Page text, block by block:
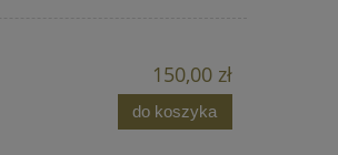
150,00 zł
do koszyka